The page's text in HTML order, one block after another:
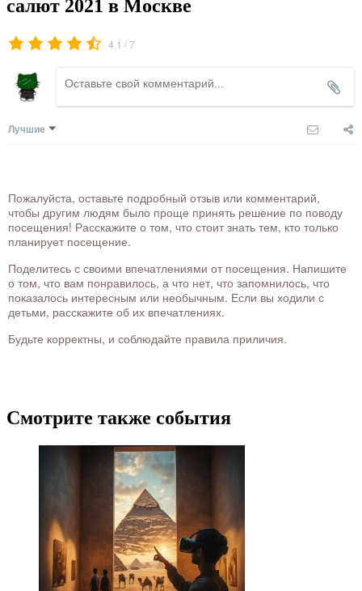
салют 2021 в Москве
4.1 /7
Лучшие
Пожалуйста, оставьте подробный отзыв или комментарий,
чтобы другим людям было проще принять решение по поводу
посещения! Расскажите о том, что стоит знать тем, кто только
планирует посещение.
Поделитесь с своими впечатлениями от посещения. Напишите
о том, что вам понравилось, а что нет, что запомнилось, что
показалось интересным или необычным. Если вы ходили с
детьми, расскажите об их впечатлениях.
Будьте корректны, и соблюдайте правила приличия.
Смотрите также события